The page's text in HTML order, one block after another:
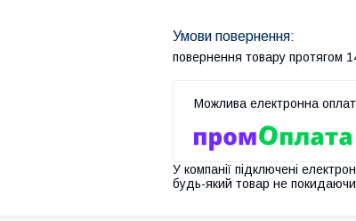
повернення товару протягом
У компанії підключені
будь-який товар не